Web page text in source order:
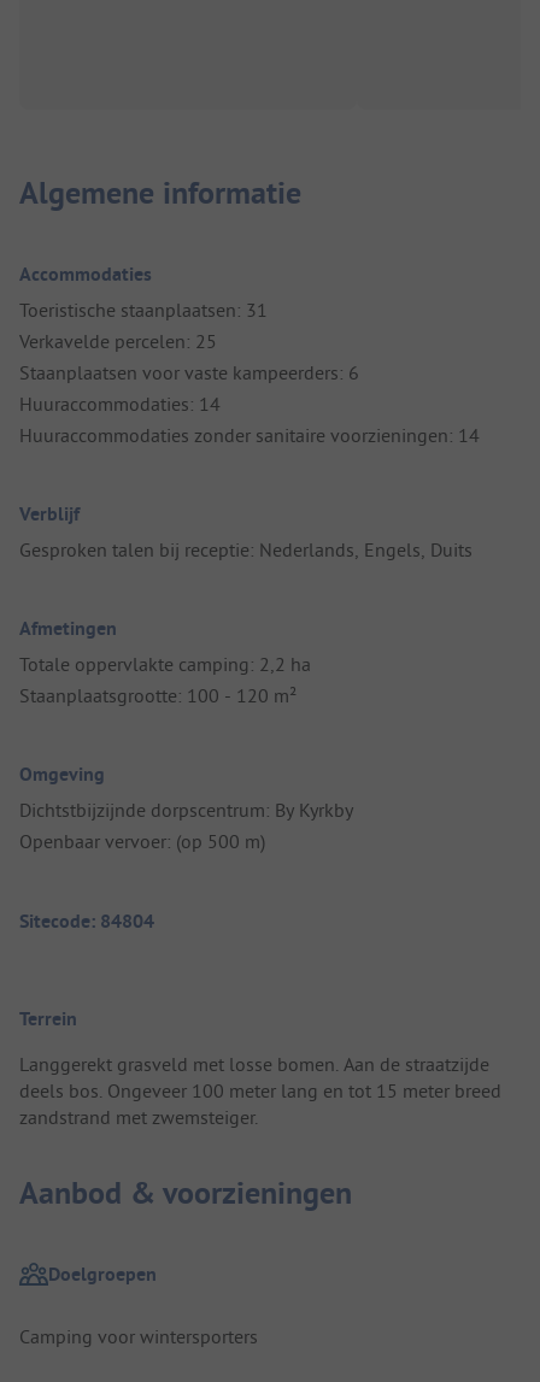
Algemene informatie
Accommodaties
Toeristische staanplaatsen: 31
Verkavelde percelen: 25
Staanplaatsen voor vaste kampeerders: 6
Huuraccommodaties: 14
Huuraccommodaties zonder sanitaire voorzieningen: 14
Verblijf
Gesproken talen bij receptie: Nederlands, Engels, Duits
Afmetingen
Totale oppervlakte camping: 2,2 ha
Staanplaatsgrootte: 100 - 120 m²
Omgeving
Dichtstbijzijnde dorpscentrum: By Kyrkby
Openbaar vervoer: (op 500 m)
Sitecode: 84804
Terrein
Langgerekt grasveld met losse bomen. Aan de straatzijde
deels bos. Ongeveer 100 meter lang en tot 15 meter breed
zandstrand met zwemsteiger.
Aanbod & voorzieningen
Doelgroepen
Camping voor wintersporters